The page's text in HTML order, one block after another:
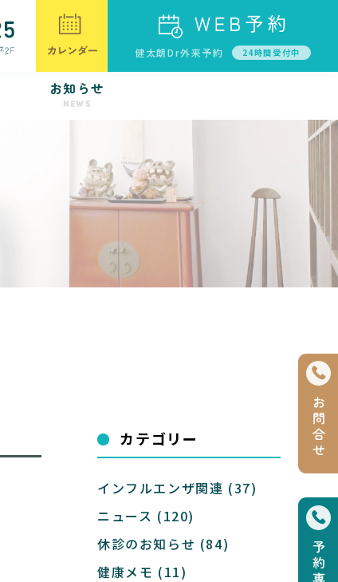
健太朗Dr外来予約 24時間受付中
お知らせ
NEWS
カテゴリー
インフルエンザ関連 (37)
ニュース (120)
休診のお知らせ (84)
健康メモ (11)